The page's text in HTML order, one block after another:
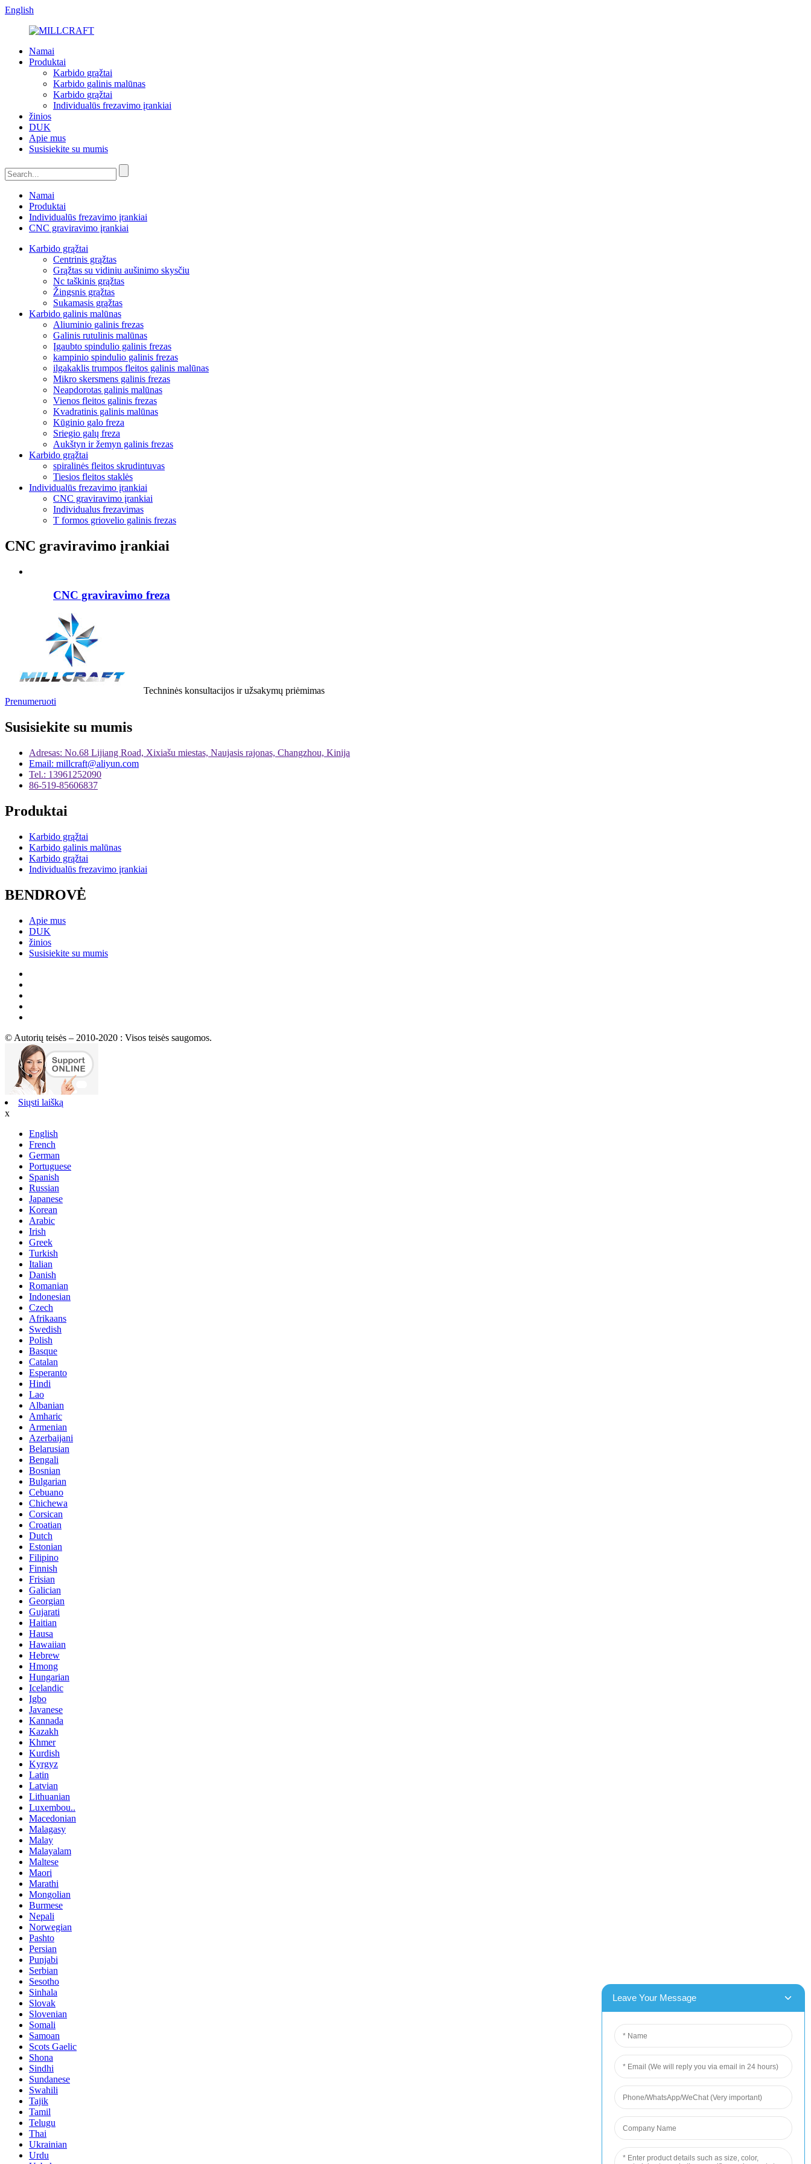
English
Namai
Produktai
Karbido grąžtai
Karbido galinis malūnas
Karbido grąžtai
Individualūs frezavimo įrankiai
žinios
DUK
Apie mus
Susisiekite su mumis
Namai
Produktai
Individualūs frezavimo įrankiai
CNC graviravimo įrankiai
Karbido grąžtai
Centrinis grąžtas
Grąžtas su vidiniu aušinimo skysčiu
Nc taškinis grąžtas
Žingsnis grąžtas
Sukamasis grąžtas
Karbido galinis malūnas
Aliuminio galinis frezas
Galinis rutulinis malūnas
Įgaubto spindulio galinis frezas
kampinio spindulio galinis frezas
ilgakaklis trumpos fleitos galinis malūnas
Mikro skersmens galinis frezas
Neapdorotas galinis malūnas
Vienos fleitos galinis frezas
Kvadratinis galinis malūnas
Kūginio galo freza
Sriegio galų freza
Aukštyn ir žemyn galinis frezas
Karbido grąžtai
spiralinės fleitos skrudintuvas
Tiesios fleitos staklės
Individualūs frezavimo įrankiai
CNC graviravimo įrankiai
Individualus frezavimas
T formos griovelio galinis frezas
CNC graviravimo įrankiai
CNC graviravimo freza
Techninės konsultacijos ir užsakymų priėmimas
Prenumeruoti
Susisiekite su mumis
Adresas: No.68 Lijiang Road, Xixiašu miestas, Naujasis rajonas, Changzhou, Kinija
Email: millcraft@aliyun.com
Tel.: 13961252090
86-519-85606837
Produktai
Karbido grąžtai
Karbido galinis malūnas
Karbido grąžtai
Individualūs frezavimo įrankiai
BENDROVĖ
Apie mus
DUK
žinios
Susisiekite su mumis
© Autorių teisės – 2010-2020 : Visos teisės saugomos.
Siųsti laišką
x
English
French
German
Portuguese
Spanish
Russian
Japanese
Korean
Arabic
Irish
Greek
Turkish
Italian
Danish
Romanian
Indonesian
Czech
Afrikaans
Swedish
Polish
Basque
Catalan
Esperanto
Hindi
Lao
Albanian
Amharic
Armenian
Azerbaijani
Belarusian
Bengali
Bosnian
Bulgarian
Cebuano
Chichewa
Corsican
Croatian
Dutch
Estonian
Filipino
Finnish
Frisian
Galician
Georgian
Gujarati
Haitian
Hausa
Hawaiian
Hebrew
Hmong
Hungarian
Icelandic
Igbo
Javanese
Kannada
Kazakh
Khmer
Kurdish
Kyrgyz
Latin
Latvian
Lithuanian
Luxembou..
Macedonian
Malagasy
Malay
Malayalam
Maltese
Maori
Marathi
Mongolian
Burmese
Nepali
Norwegian
Pashto
Persian
Punjabi
Serbian
Sesotho
Sinhala
Slovak
Slovenian
Somali
Samoan
Scots Gaelic
Shona
Sindhi
Sundanese
Swahili
Tajik
Tamil
Telugu
Thai
Ukrainian
Urdu